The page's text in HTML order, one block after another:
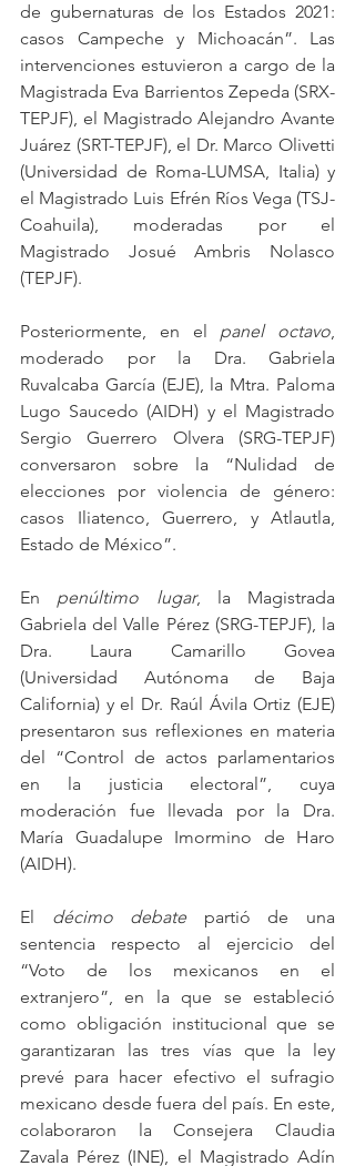
de gubernaturas de los Estados 2021:
casos Campeche y Michoacán”. Las
intervenciones estuvieron a cargo de la
Magistrada Eva Barrientos Zepeda (SRX-
TEPJF), el Magistrado Alejandro Avante
Juárez (SRT-TEPJF), el Dr. Marco Olivetti
(Universidad de Roma-LUMSA, Italia) y
el Magistrado Luis Efrén Ríos Vega (TSJ-
Coahuila), moderadas por el
Magistrado Josué Ambris Nolasco
(TEPJF).
Posteriormente, en el panel octavo,
moderado por la Dra. Gabriela
Ruvalcaba García (EJE), la Mtra. Paloma
Lugo Saucedo (AIDH) y el Magistrado
Sergio Guerrero Olvera (SRG-TEPJF)
conversaron sobre la “Nulidad de
elecciones por violencia de género:
casos Iliatenco, Guerrero, y Atlautla,
Estado de México”.
En penúltimo lugar, la Magistrada
Gabriela del Valle Pérez (SRG-TEPJF), la
Dra. Laura Camarillo Govea
(Universidad Autónoma de Baja
California) y el Dr. Raúl Ávila Ortiz (EJE)
presentaron sus reflexiones en materia
del “Control de actos parlamentarios
en la justicia electoral”, cuya
moderación fue llevada por la Dra.
María Guadalupe Imormino de Haro
(AIDH).
El décimo debate partió de una
sentencia respecto al ejercicio del
“Voto de los mexicanos en el
extranjero”, en la que se estableció
como obligación institucional que se
garantizaran las tres vías que la ley
prevé para hacer efectivo el sufragio
mexicano desde fuera del país. En este,
colaboraron la Consejera Claudia
Zavala Pérez (INE), el Magistrado Adín